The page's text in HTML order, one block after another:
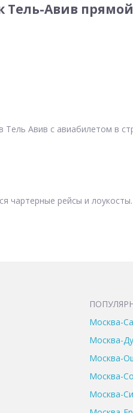
Авив
Авив с авиабилетом в
чартерные рейсы и лоукосты.
Москва-
Москва-
Москва-
Москва-
Москва-